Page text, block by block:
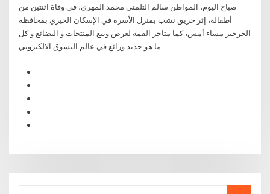
صباح اليوم، المواطن سالم التلمتي محمد المهري، في وفاة اثنتين من
أطفاله، إثر حريق نشب بمنزل الأسرة في الإسكان الخيري بمحافظة
الخرخير مساء أمس، كما متاجر القمة لعرض وبيع المنتجات و البضائع و كل
ما هو جديد ورائع في عالم التسوق الالكتروني